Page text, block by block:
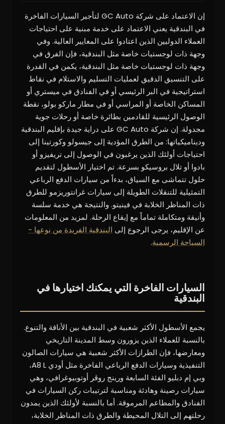
إن الاعتماد على شركة GC Auto لتأجير السيارات الفاخرة
في البندقية يعني الاعتماد على خدمة مبنية على احتياجات
العملاء الدوليين الذين اعتادوا على المعايير العالية. وفي
وجهة ذات لوجستيات خاصة مثل البندقية، فإن الفرق في
وجهة ذات لوجستيات خاصة مثل البندقية، يكمن في القدرة
على التنسيق الدقيق لعمليات التسليم والاستلام في نقاط
استراتيجية في البر الرئيسي أو في الفنادق في ميستري أو
المساكن الخاصة أو المراسي أو في مطار ماركو بولو، نقطة
الوصول الرئيسية للقادمين بطائرة خاصة أو رحلات جوية
مجدولة. إن شركة GC Auto على دراية جيدة بإقليم البندقية
وديناميكياتها: من الطرق المؤدية إلى جيسولو وكورتينا إلى
احتياجات أولئك الذين يرغبون في الوصول إلى تريفيزو أو
بادوا أو تلال بروسيكو بسرعة. تم اختيار الأسطول لتقديم
حلول تتماشى مع السياق، بدءاً من سيارات الدفع الرباعي
التمثيلية للتنقلات الطويلة إلى سيارات غرانتوريزمو للطرق
ذات المناظر الخلابة في فينيتو. والنتيجة هي خدمة سلسة
وأنيقة ومتكاملة تماماً مع إيقاع الرحلة. لمزيد من المعلومات
عن الإقليم، يرجى الرجوع إلى البندقية الفريدة من نوعها -
السياحة الرسمية.
السيارات الفاخرة التي يمكنك اختيارها في
البندقية
يجمع الأسطول الأكثر شعبية في البندقية بين الأناقة والتنوع.
بالنسبة للعملاء الذين يزورون وسط المدينة التاريخي
ومعارضها، فإن الطرازات الأكثر شعبية هي سيارات الصالون
التنفيذية وسيارات الدفع الرباعي الفاخرة مثل أودي A8 L،
وبي إم دبليو الفئة السابعة ورينج روڤر أوتوبيوغرافي، وهي
سيارات رصينة وهادئة ومناسبة لترتيبات ركن السيارات في
الفنادق والمطاعم المرموقة. أما بالنسبة لأولئك الذين يمدون
رحلتهم إلى التلال المحيطة والطرق ذات المناظر الخلابة،